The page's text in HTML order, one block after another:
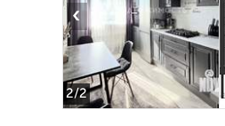
2/2
‹